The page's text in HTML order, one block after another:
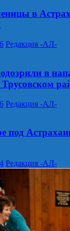
в
Редакция -АЛ-
в
Редакция -АЛ-
под
Редакция -АЛ-